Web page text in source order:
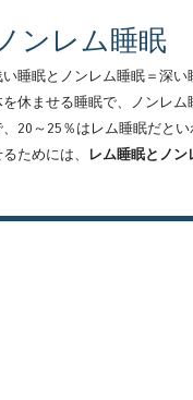
ンレム睡眠
睡眠とノンレム睡眠＝深い
休ませる睡眠で、ノンレム
20～25％はレム睡眠だとい
ためには、
レム睡眠とノン